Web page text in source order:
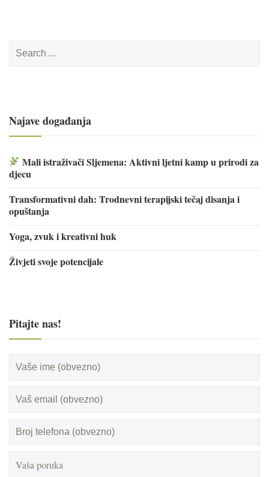
Search
for:
Najave događanja
Mali istraživači Sljemena: Aktivni ljetni kamp u prirodi za
djecu
Transformativni dah: Trodnevni terapijski tečaj disanja i
opuštanja
Yoga, zvuk i kreativni huk
Živjeti svoje potencijale
Pitajte nas!